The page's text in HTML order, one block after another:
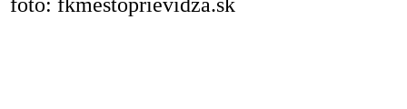
foto: fkmestoprievidza.sk